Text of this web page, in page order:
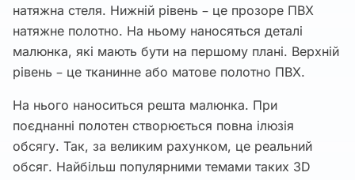
натяжна стеля. Нижній рівень – це прозоре ПВХ
натяжне полотно. На ньому наносяться деталі
малюнка, які мають бути на першому плані. Верхній
рівень – це тканинне або матове полотно ПВХ.
На нього наноситься решта малюнка. При
поєднанні полотен створюється повна ілюзія
обсягу. Так, за великим рахунком, це реальний
обсяг. Найбільш популярними темами таких 3D